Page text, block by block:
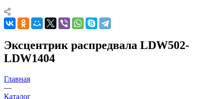
Эксцентрик распредвала LDW502-
LDW1404
Главная
—
Каталог